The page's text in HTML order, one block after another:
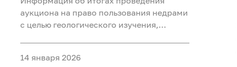
Мансийского автономного округа - Югры
аукциона на право пользования недрами
с целью геологического изучения,
«Западно-Нятлонгский»,
14 января 2026